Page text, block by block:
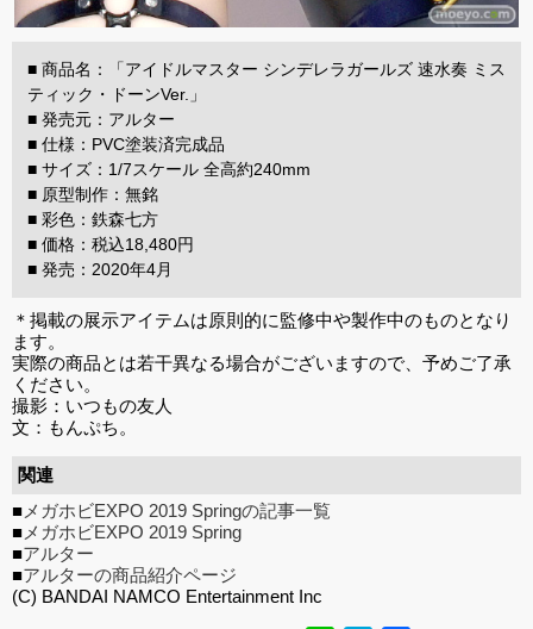
■ 商品名：「アイドルマスター シンデレラガールズ 速水奏 ミス
ティック・ドーンVer.」
■ 発売元：アルター
■ 仕様：PVC塗装済完成品
■ サイズ：1/7スケール 全高約240mm
■ 原型制作：無銘
■ 彩色：鉄森七方
■ 価格：税込18,480円
■ 発売：2020年4月
＊掲載の展示アイテムは原則的に監修中や製作中のものとなり
ます。
実際の商品とは若干異なる場合がございますので、予めご了承
ください。
撮影：いつもの友人
文：もんぷち。
関連
■ メガホビEXPO 2019 Springの記事一覧
■ メガホビEXPO 2019 Spring
■アルター
■アルターの商品紹介ページ
(C) BANDAI NAMCO Entertainment Inc